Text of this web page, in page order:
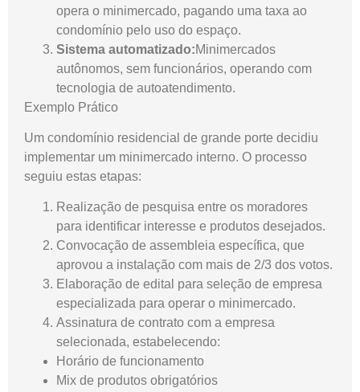
opera o minimercado, pagando uma taxa ao
condomínio pelo uso do espaço.
Sistema automatizado:Minimercados
autônomos, sem funcionários, operando com
tecnologia de autoatendimento.
Exemplo Prático
Um condomínio residencial de grande porte decidiu
implementar um minimercado interno. O processo
seguiu estas etapas:
Realização de pesquisa entre os moradores
para identificar interesse e produtos desejados.
Convocação de assembleia específica, que
aprovou a instalação com mais de 2/3 dos votos.
Elaboração de edital para seleção de empresa
especializada para operar o minimercado.
Assinatura de contrato com a empresa
selecionada, estabelecendo:
Horário de funcionamento
Mix de produtos obrigatórios